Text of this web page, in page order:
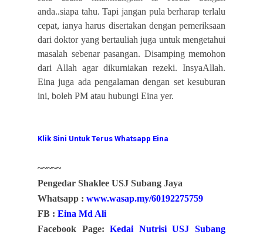
anda..siapa tahu. Tapi jangan pula berharap terlalu
cepat, ianya harus disertakan dengan pemeriksaan
dari doktor yang bertauliah juga untuk mengetahui
masalah sebenar pasangan. Disamping memohon
dari Allah agar dikurniakan rezeki. InsyaAllah.
Eina juga ada pengalaman dengan set kesuburan
ini, boleh PM atau hubungi Eina yer.
Klik Sini Untuk Terus Whatsapp Eina
~~~~~
Pengedar Shaklee USJ Subang Jaya
Whatsapp : www.wasap.my/60192275759
FB : Eina Md Ali
Facebook Page:Kedai Nutrisi USJ Subang